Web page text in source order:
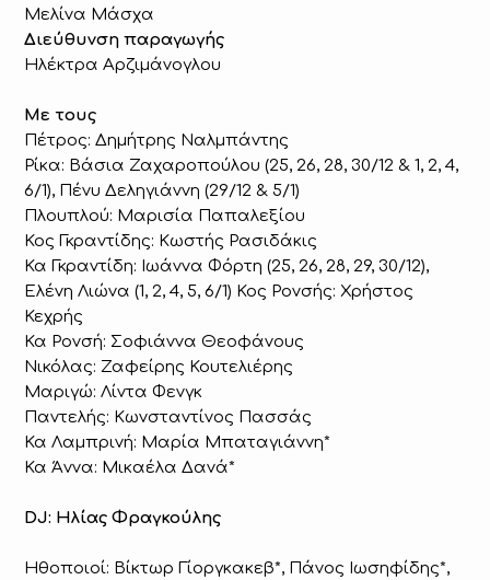
Μελίνα Μάσχα
Διεύθυνση παραγωγής
Ηλέκτρα Αρζιμάνογλου
Με τους
Πέτρος: Δημήτρης Ναλμπάντης
Ρίκα: Βάσια Ζαχαροπούλου (25, 26, 28, 30/12 & 1, 2, 4,
6/1), Πένυ Δεληγιάννη (29/12 & 5/1)
Πλουπλού: Μαρισία Παπαλεξίου
Κος Γκραντίδης: Κωστής Ρασιδάκις
Κα Γκραντίδη: Ιωάννα Φόρτη (25, 26, 28, 29, 30/12),
Ελένη Λιώνα (1, 2, 4, 5, 6/1) Κος Ρονσής: Χρήστος
Κεχρής
Κα Ρονσή: Σοφιάννα Θεοφάνους
Νικόλας: Ζαφείρης Κουτελιέρης
Μαριγώ: Λίντα Φενγκ
Παντελής: Κωνσταντίνος Πασσάς
Κα Λαμπρινή: Μαρία Μπαταγιάννη*
Κα Άννα: Μικαέλα Δανά*
DJ: Ηλίας Φραγκούλης
Ηθοποιοί: Βίκτωρ Γίοργκακεβ*, Πάνος Ιωσηφίδης*,